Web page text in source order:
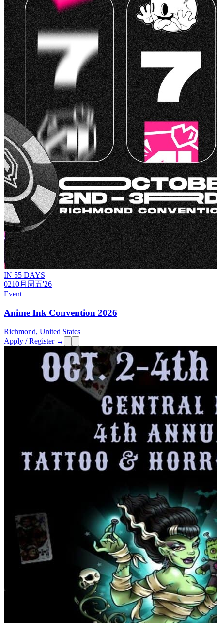
IN 55 DAYS
0210月 周五'26
Event
Anime Ink Convention 2026
Richmond, United States
Apply / Register →